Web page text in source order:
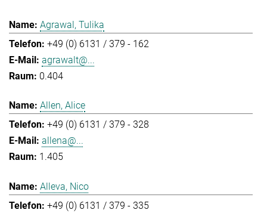
Agrawal, Tulika
+49 (0) 6131 / 379 - 162
agrawalt@...
0.404
Allen, Alice
+49 (0) 6131 / 379 - 328
allena@...
1.405
Alleva, Nico
+49 (0) 6131 / 379 - 335